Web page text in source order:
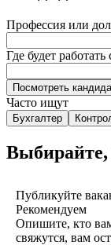
Профессия или
Где будет
Посмотреть
Часто ищут
Бухгалтер
Выбирайте,
Публикуйте
Рекомендуем
Опишите, кто
свяжутся, вам